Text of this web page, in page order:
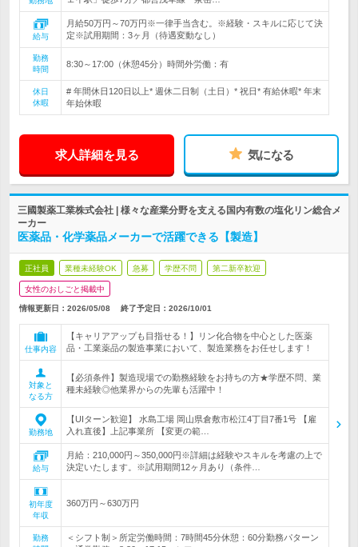
給与
月給50万円～70万円※一律手当含む。※経験・スキルに応じて決
定※試用期間：3ヶ月（待遇変動なし）
勤務
時間
8:30～17:00（休憩45分）時間外労働：有
休日
休暇
# 年間休日120日以上* 週休二日制（土日）* 祝日* 有給休暇* 年末
年始休暇
求人詳細を見る 気になる
三國製薬工業株式会社 | 様々な産業分野を支える国内有数の塩化リン総合メ
ーカー
医薬品・化学薬品メーカーで活躍できる【製造】
正社員 業種未経験OK 急募 学歴不問 第二新卒歓迎
女性のおしごと掲載中
情報更新日：2026/05/08 終了予定日： 2026/10/01
仕事内容
【キャリアアップも目指せる！】リン化合物を中心とした医薬
品・工業薬品の製造事業において、製造業務をお任せします！
対象と
なる方
【必須条件】製造現場での勤務経験をお持ちの方★学歴不問、業
種未経験◎他業界からの先輩も活躍中！
勤務地
【UIターン歓迎】 水島工場 岡山県倉敷市松江4丁目7番1号 【雇
入れ直後】上記事業所 【変更の範…
給与
月給：210,000円～350,000円※詳細は経験やスキルを考慮の上で
決定いたします。※試用期間12ヶ月あり（条件…
初年度
年収
360万円～630万円
勤務
＜シフト制＞所定労働時間：7時間45分休憩：60分勤務パターン